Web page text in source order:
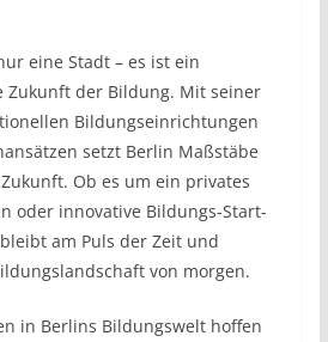
eine Stadt – es ist ein
Zukunft der Bildung. Mit seiner
Bildungseinrichtungen
setzt Berlin Maßstäbe
Ob es um ein privates
oder innovative Bildungs-Start-
am Puls der Zeit und
von morgen.
in Berlins Bildungswelt hoffen